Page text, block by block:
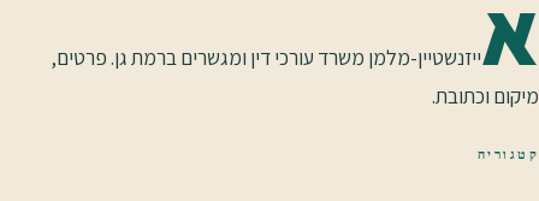
אייזנשטיין-מלמן משרד עורכי דין ומגשרים ברמת גן. פרטים,
מיקום וכתובת.
קטגוריה